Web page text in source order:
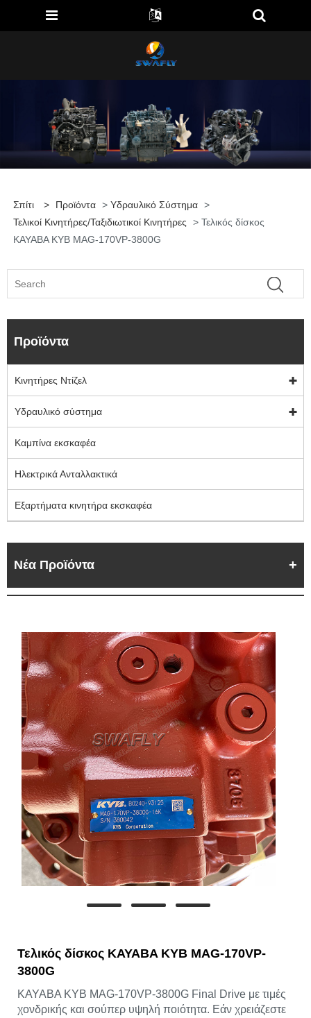
Σπίτι > Προϊόντα > Υδραυλικό Σύστημα >
Τελικοί Κινητήρες/ταξιδιωτικοί Κινητήρες
> Τελικός δίσκος
KAYABA KYB MAG-170VP-3800G
Προϊόντα
Κινητήρες Ντίζελ
Υδραυλικό σύστημα
Καμπίνα εκσκαφέα
Ηλεκτρικά Ανταλλακτικά
Εξαρτήματα κινητήρα εκσκαφέα
Νέα Προϊόντα
Τελικός δίσκος KAYABA KYB MAG-170VP-
3800G
KAYABA KYB MAG-170VP-3800G Final Drive με τιμές
χονδρικής και σούπερ υψηλή ποιότητα. Εάν χρειάζεστε